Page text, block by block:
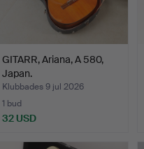
GITARR, Ariana, A 580,
Japan.
Klubbades 9 jul 2026
1 bud
32 USD